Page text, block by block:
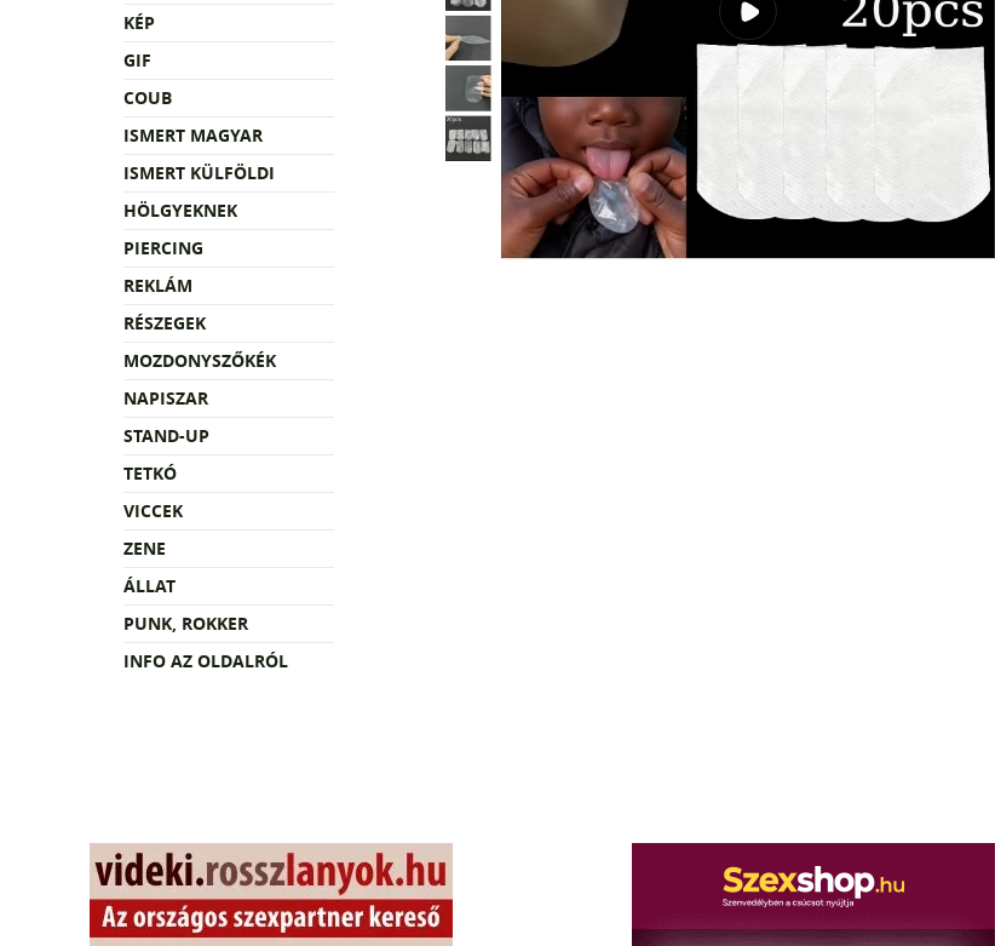
KÉP
GIF
COUB
ISMERT MAGYAR
ISMERT KÜLFÖLDI
HÖLGYEKNEK
PIERCING
REKLÁM
RÉSZEGEK
MOZDONYSZŐKÉK
NAPISZAR
STAND-UP
TETKÓ
VICCEK
ZENE
ÁLLAT
PUNK, ROKKER
INFO AZ OLDALRÓL